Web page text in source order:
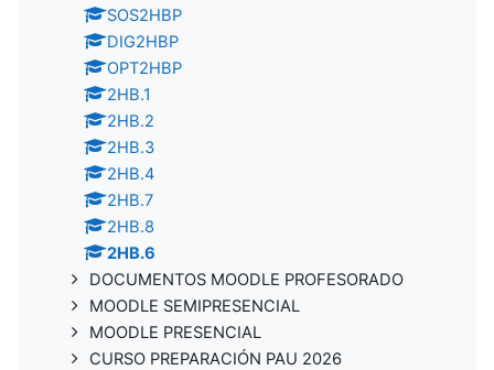
SOS2HBP
DIG2HBP
OPT2HBP
2HB.1
2HB.2
2HB.3
2HB.4
2HB.7
2HB.8
2HB.6
DOCUMENTOS MOODLE PROFESORADO
MOODLE SEMIPRESENCIAL
MOODLE PRESENCIAL
CURSO PREPARACIÓN PAU 2026